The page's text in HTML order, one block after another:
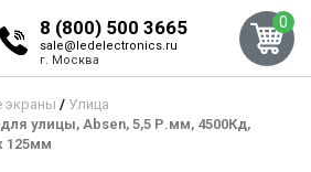
8 (800) 500 3665
sale@ledelectronics.ru
г. Москва
0
экраны
Улица
улицы, Absen, 5,5 Р.мм, 4500Кд,
125мм